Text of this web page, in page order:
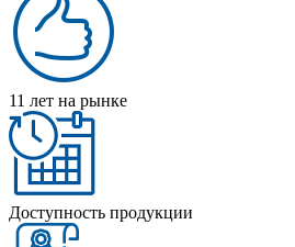
11 лет на рынке
Доступность продукции